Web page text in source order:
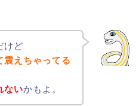
けど
震えちゃってる
ないかもよ。